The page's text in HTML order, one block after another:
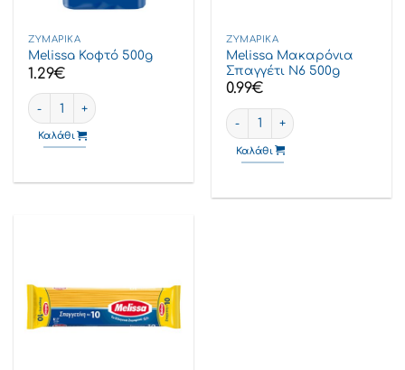
ΖΥΜΑΡΙΚΆ
Melissa Κοφτό 500g
1.29€
Melissa Κοφτό 500g ποσότητα
Καλάθι
ΖΥΜΑΡΙΚΆ
Melissa Μακαρόνια
Σπαγγέτι Ν6 500g
0.99€
Melissa Μακαρόνια Σπαγγέτι
Καλάθι